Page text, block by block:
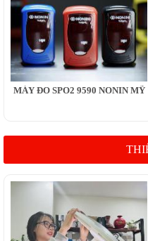
MÁY ĐO SPO2 9590 NONIN MỸ